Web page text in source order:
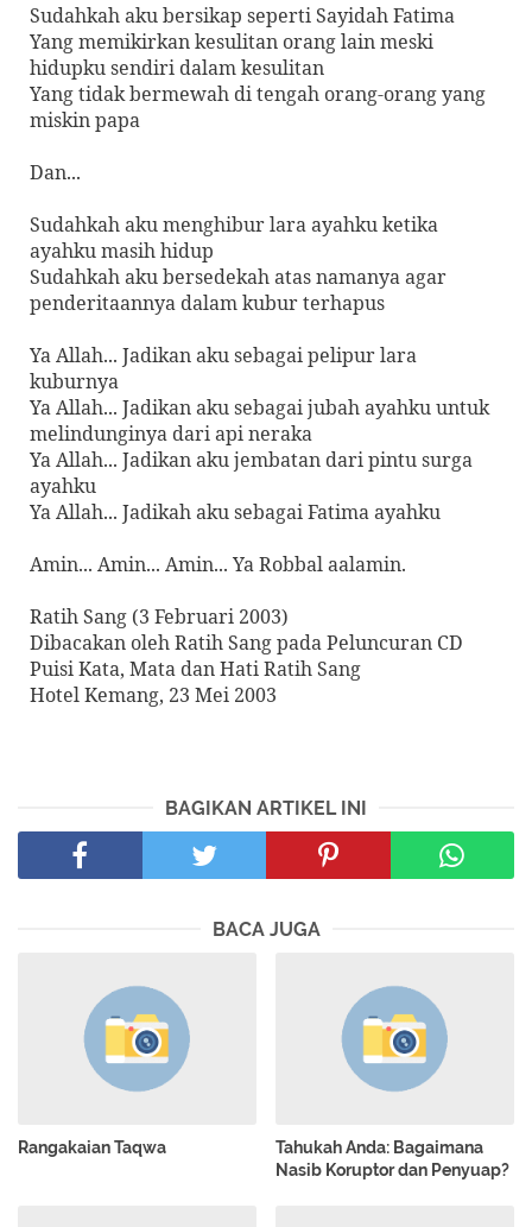
Sudahkah aku bersikap seperti Sayidah Fatima
Yang memikirkan kesulitan orang lain meski
hidupku sendiri dalam kesulitan
Yang tidak bermewah di tengah orang-orang yang
miskin papa
Dan...
Sudahkah aku menghibur lara ayahku ketika
ayahku masih hidup
Sudahkah aku bersedekah atas namanya agar
penderitaannya dalam kubur terhapus
Ya Allah... Jadikan aku sebagai pelipur lara
kuburnya
Ya Allah... Jadikan aku sebagai jubah ayahku untuk
melindunginya dari api neraka
Ya Allah... Jadikan aku jembatan dari pintu surga
ayahku
Ya Allah... Jadikah aku sebagai Fatima ayahku
Amin... Amin... Amin... Ya Robbal aalamin.
Ratih Sang (3 Februari 2003)
Dibacakan oleh Ratih Sang pada Peluncuran CD
Puisi Kata, Mata dan Hati Ratih Sang
Hotel Kemang, 23 Mei 2003
BAGIKAN ARTIKEL INI
BACA JUGA
Rangakaian Taqwa
Tahukah Anda: Bagaimana
Nasib Koruptor dan Penyuap?